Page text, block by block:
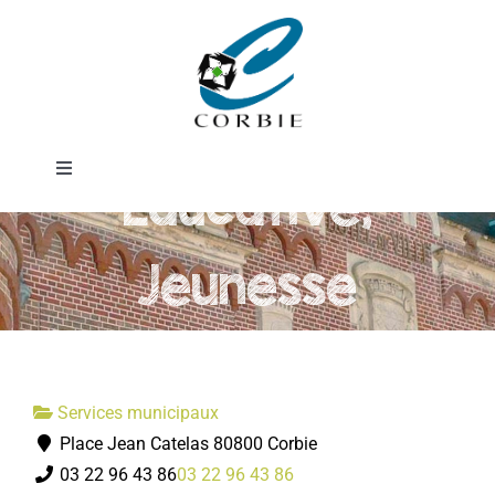
Toggle
Mairie
DÉMARCHES ADMINISTRATIVES
PRATIQUE
Direction de
l'Action
Educative,
Jeunesse
Services municipaux
Place Jean Catelas 80800 Corbie
03 22 96 43 8603 22 96 43 86